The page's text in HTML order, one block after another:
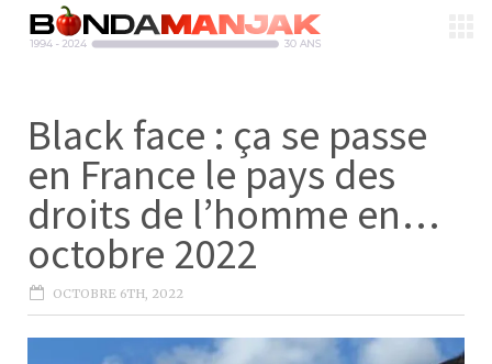
Black face : ça se passe
en France le pays des
droits de l’homme en…
octobre 2022
OCTOBRE 6TH, 2022